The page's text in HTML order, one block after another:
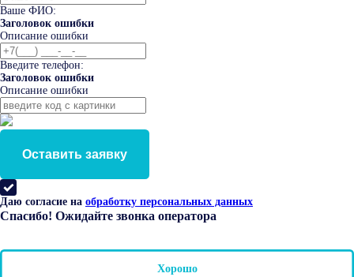
Ваше ФИО:
Заголовок ошибки
Описание ошибки
Введите телефон:
Заголовок ошибки
Описание ошибки
Оставить заявку
Даю согласие на обработку персональных данных
Спасибо! Ожидайте звонка оператора
Хорошо